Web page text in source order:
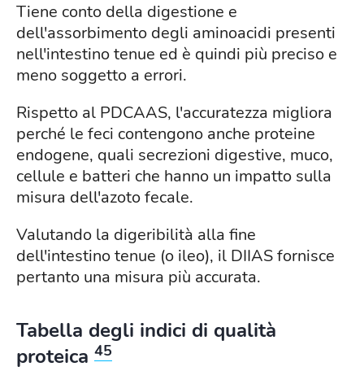
Tiene conto della digestione e
dell'assorbimento degli aminoacidi presenti
nell'intestino tenue ed è quindi più preciso e
meno soggetto a errori.
Rispetto al PDCAAS, l'accuratezza migliora
perché le feci contengono anche proteine
endogene, quali secrezioni digestive, muco,
cellule e batteri che hanno un impatto sulla
misura dell'azoto fecale.
Valutando la digeribilità alla fine
dell'intestino tenue (o ileo), il DIIAS fornisce
pertanto una misura più accurata.
Tabella degli indici di qualità
proteica 45